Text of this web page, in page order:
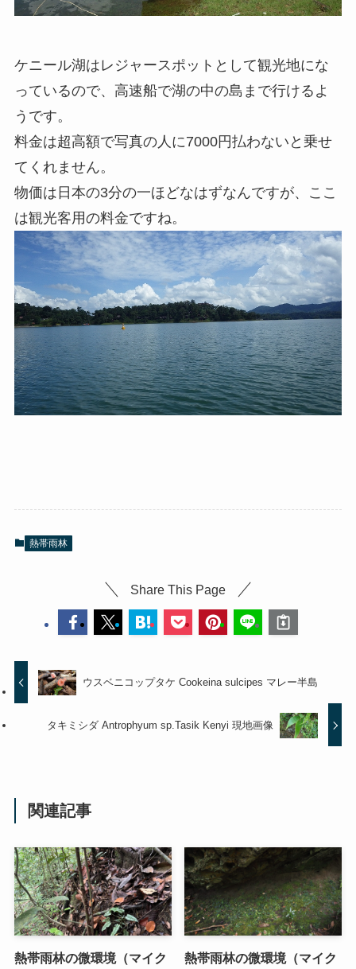
ケニール湖はレジャースポットとして観光地にな
っているので、高速船で湖の中の島まで行けるよ
うです。
料金は超高額で写真の人に7000円払わないと乗せ
てくれません。
物価は日本の3分の一ほどなはずなんですが、ここ
は観光客用の料金ですね。
熱帯雨林
Share This Page
ウスベニコップタケ Cookeina sulcipes マレー半島
タキミシダ Antrophyum sp.Tasik Kenyi 現地画像
関連記事
熱帯雨林の微環境（マイク
熱帯雨林の微環境（マイク